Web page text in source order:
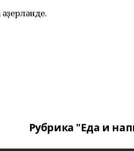
Рубрика "Еда и